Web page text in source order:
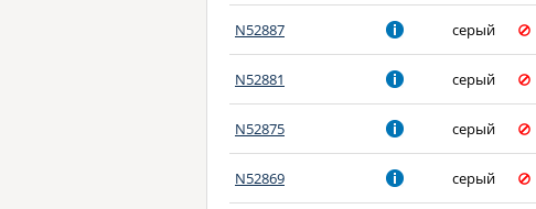
N52887 серый
N52881 серый
N52875 серый
N52869 серый